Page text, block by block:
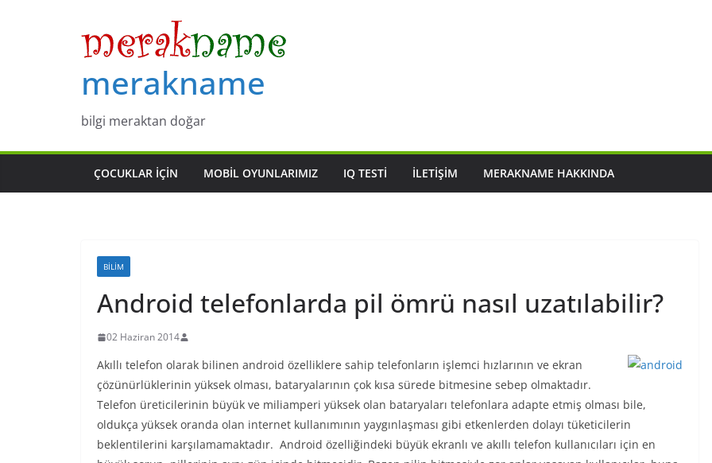
merakname
bilgi meraktan doğar
ÇOCUKLAR IÇIN MOBIL OYUNLARIMIZ IQ TESTI İLETIŞIM MERAKNAME HAKKINDA
BILIM
Android telefonlarda pil ömrü nasıl uzatılabilir?
02 Haziran 2014
Akıllı telefon olarak bilinen android özelliklere sahip telefonların işlemci hızlarının ve ekran
çözünürlüklerinin yüksek olması, bataryalarının çok kısa sürede bitmesine sebep olmaktadır.
Telefon üreticilerinin büyük ve miliamperi yüksek olan bataryaları telefonlara adapte etmiş olması bile,
oldukça yüksek oranda olan internet kullanımının yaygınlaşması gibi etkenlerden dolayı tüketicilerin
beklentilerini karşılamamaktadır. Android özelliğindeki büyük ekranlı ve akıllı telefon kullanıcıları için en